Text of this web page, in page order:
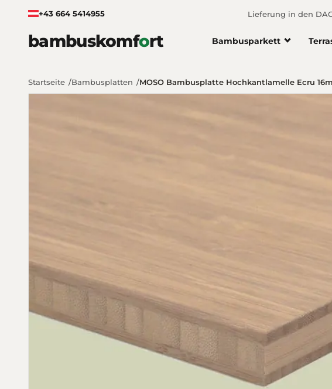
Zum Inhalt springen
+43 664 5414955 Lieferung in den
bambuskomfort Bambusparkett
Startseite Bambusplatten MOSO Bambusplatte Hochkantlamelle Ecru